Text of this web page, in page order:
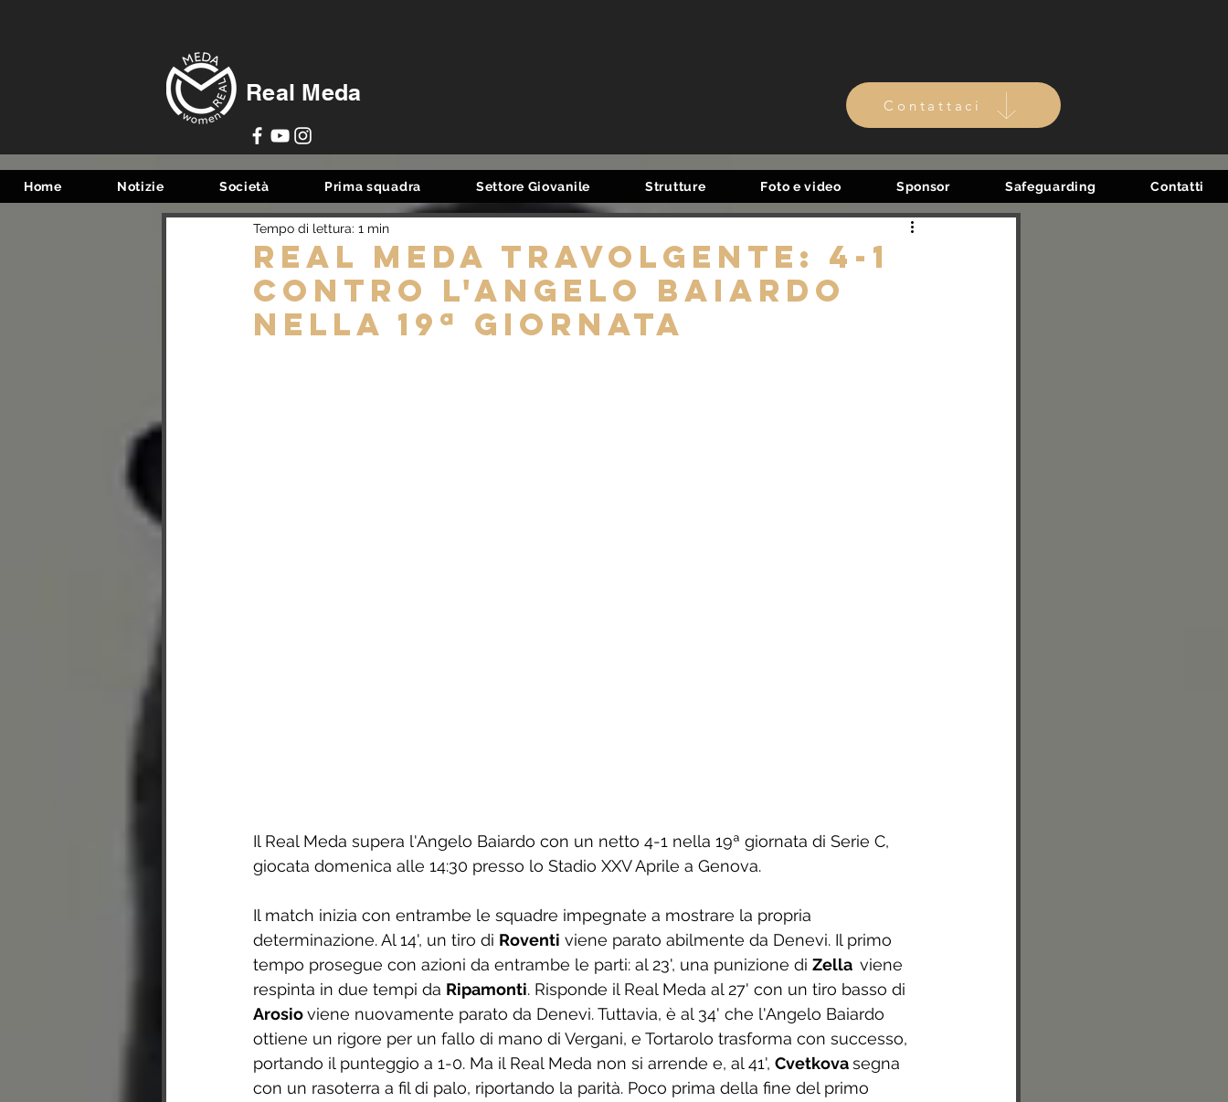
Real Meda Contattaci
Home Notizie Società Prima squadra Settore Giovanile Strutture Foto e video Sponsor Safeguarding Contatti
Real Meda travolgente: 4-1
contro l'Angelo Baiardo
nella 19ª giornata
Tempo di lettura: 1 min
Il Real Meda supera l'Angelo Baiardo con un netto 4-1 nella 19ª giornata di Serie C,
giocata domenica alle 14:30 presso lo Stadio XXV Aprile a Genova.
Il match inizia con entrambe le squadre impegnate a mostrare la propria
determinazione. Al 14', un tiro di Roventi viene parato abilmente da Denevi. Il primo
tempo prosegue con azioni da entrambe le parti: al 23', una punizione di Zella viene
respinta in due tempi da Ripamonti. Risponde il Real Meda al 27' con un tiro basso di
Arosio viene nuovamente parato da Denevi. Tuttavia, è al 34' che l'Angelo Baiardo
ottiene un rigore per un fallo di mano di Vergani, e Tortarolo trasforma con successo,
portando il punteggio a 1-0. Ma il Real Meda non si arrende e, al 41', Cvetkova segna
con un rasoterra a fil di palo, riportando la parità. Poco prima della fine del primo